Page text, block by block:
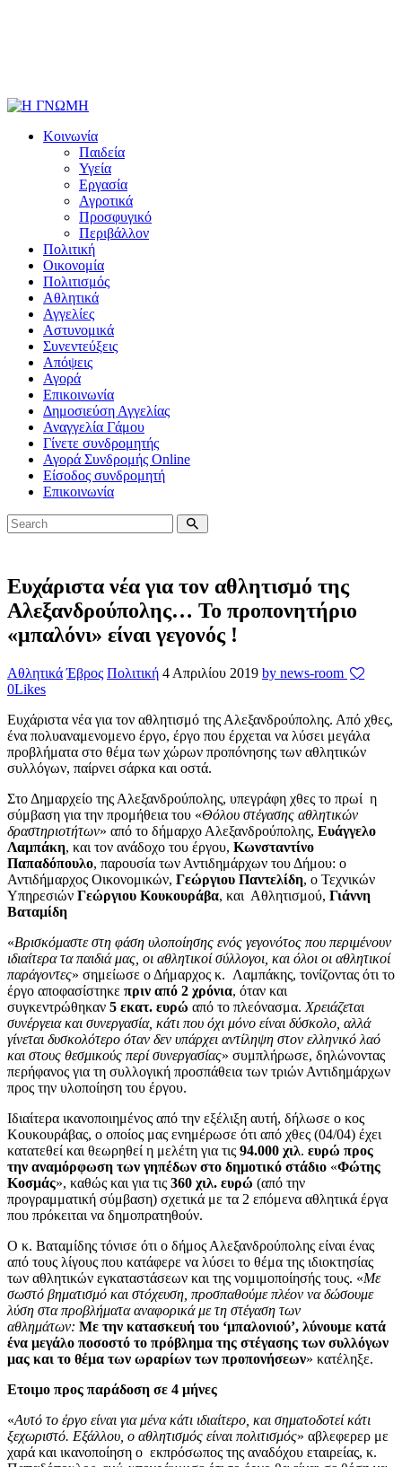
Κοινωνία
Παιδεία
Υγεία
Εργασία
Αγροτικά
Προσφυγικό
Περιβάλλον
Πολιτική
Οικονομία
Πολιτισμός
Αθλητικά
Αγγελίες
Αστυνομικά
Συνεντεύξεις
Απόψεις
Αγορά
Επικοινωνία
Δημοσιεύση Αγγελίας
Αναγγελία Γάμου
Γίνετε συνδρομητής
Αγορά Συνδρομής Online
Είσοδος συνδρομητή
Επικοινωνία
Ευχάριστα νέα για τον αθλητισμό της
Αλεξανδρούπολης… Το προπονητήριο
«μπαλόνι» είναι γεγονός !
Αθλητικά Έβρος Πολιτική 4 Απριλίου 2019 by news-room
0Likes
Ευχάριστα νέα για τον αθλητισμό της Αλεξανδρούπολης. Από χθες,
ένα πολυαναμενομενο έργο, έργο που έρχεται να λύσει μεγάλα
προβλήματα στο θέμα των χώρων προπόνησης των αθλητικών
συλλόγων, παίρνει σάρκα και οστά.
Στο Δημαρχείο της Αλεξανδρούπολης, υπεγράφη χθες το πρωί η
σύμβαση για την προμήθεια του «Θόλου στέγασης αθλητικών
δραστηριοτήτων» από το δήμαρχο Αλεξανδρούπολης, Ευάγγελο
Λαμπάκη, και τον ανάδοχο του έργου, Κωνσταντίνο
Παπαδόπουλο, παρουσία των Αντιδημάρχων του Δήμου: ο
Αντιδήμαρχος Οικονομικών, Γεώργιου Παντελίδη, ο Τεχνικών
Υπηρεσιών Γεώργιου Κουκουράβα, και Αθλητισμού, Γιάννη
Βαταμίδη
«Βρισκόμαστε στη φάση υλοποίησης ενός γεγονότος που περιμένουν
ιδιαίτερα τα παιδιά μας, οι αθλητικοί σύλλογοι, και όλοι οι αθλητικοί
παράγοντες» σημείωσε ο Δήμαρχος κ. Λαμπάκης, τονίζοντας ότι το
έργο αποφασίστηκε πριν από 2 χρόνια, όταν και
συγκεντρώθηκαν 5 εκατ. ευρώ από το πλεόνασμα. Χρειάζεται
συνέργεια και συνεργασία, κάτι που όχι μόνο είναι δύσκολο, αλλά
γίνεται δυσκολότερο όταν δεν υπάρχει αντίληψη στον ελληνικό λαό
και στους θεσμικούς περί συνεργασίας» συμπλήρωσε, δηλώνοντας
περήφανος για τη συλλογική προσπάθεια των τριών Αντιδημάρχων
προς την υλοποίηση του έργου.
Ιδιαίτερα ικανοποιημένος από την εξέλιξη αυτή, δήλωσε ο κος
Κουκουράβας, ο οποίος μας ενημέρωσε ότι από χθες (04/04) έχει
κατατεθεί και θεωρηθεί η μελέτη για τις 94.000 χιλ. ευρώ προς
την αναμόρφωση των γηπέδων στο δημοτικό στάδιο «Φώτης
Κοσμάς», καθώς και για τις 360 χιλ. ευρώ (από την
προγραμματική σύμβαση) σχετικά με τα 2 επόμενα αθλητικά έργα
που πρόκειται να δημοπρατηθούν.
Ο κ. Βαταμίδης τόνισε ότι ο δήμος Αλεξανδρούπολης είναι ένας
από τους λίγους που κατάφερε να λύσει το θέμα της ιδιοκτησίας
των αθλητικών εγκαταστάσεων και της νομιμοποίησής τους. «Με
σωστό βηματισμό και στόχευση, προσπαθούμε πλέον να δώσουμε
λύση στα προβλήματα αναφορικά με τη στέγαση των
αθλημάτων: Με την κατασκευή του ‘μπαλονιού’, λύνουμε κατά
ένα μεγάλο ποσοστό το πρόβλημα της στέγασης των συλλόγων
μας και το θέμα των ωραρίων των προπονήσεων» κατέληξε.
Ετοιμο προς παράδοση σε 4 μήνες
«Αυτό το έργο είναι για μένα κάτι ιδιαίτερο, και σηματοδοτεί κάτι
ξεχωριστό. Εξάλλου, ο αθλητισμός είναι πολιτισμός» αβλεφερερ με
χαρά και ικανοποίηση ο εκπρόσωπος της αναδόχου εταιρείας, κ.